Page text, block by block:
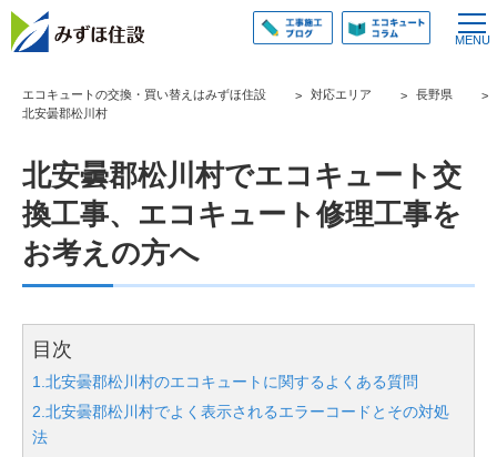
エコキュートの交換・買い替えはみずほ住設 対応エリア
長野県
北安曇郡松川村
北安曇郡松川村でエコキュート交
換工事、エコキュート修理工事を
お考えの方へ
目次
1.北安曇郡松川村のエコキュートに関するよくある質問
2.北安曇郡松川村でよく表示されるエラーコードとその対処
法